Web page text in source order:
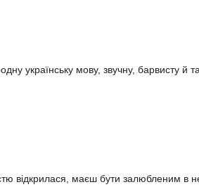
українську мову, звучну, барвисту й
відкрилася, маєш бути залюбленим в